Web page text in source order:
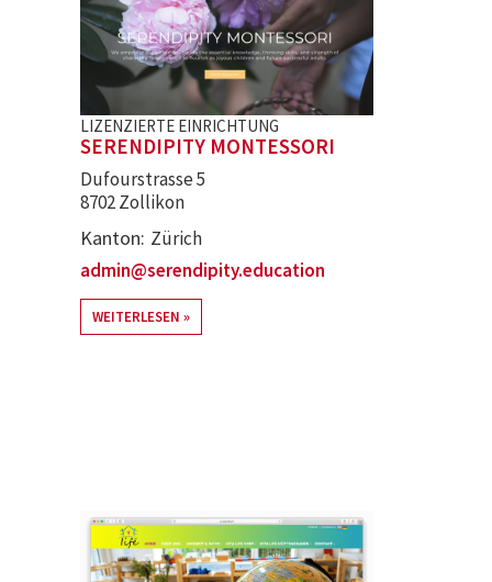
LIZENZIERTE EINRICHTUNG
SERENDIPITY MONTESSORI
Dufourstrasse 5
8702 Zollikon
Kanton Zürich
admin@serendipity.education
WEITERLESEN